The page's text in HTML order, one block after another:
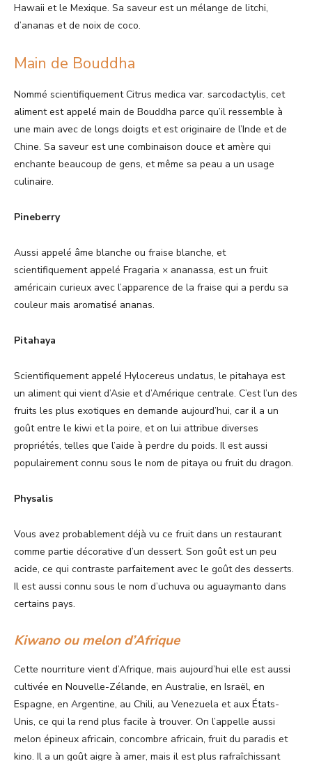
Hawaii et le Mexique. Sa saveur est un mélange de litchi,
d’ananas et de noix de coco.
Main de Bouddha
Nommé scientifiquement Citrus medica var. sarcodactylis, cet
aliment est appelé main de Bouddha parce qu’il ressemble à
une main avec de longs doigts et est originaire de l’Inde et de
Chine. Sa saveur est une combinaison douce et amère qui
enchante beaucoup de gens, et même sa peau a un usage
culinaire.
Pineberry
Aussi appelé âme blanche ou fraise blanche, et
scientifiquement appelé Fragaria × ananassa, est un fruit
américain curieux avec l’apparence de la fraise qui a perdu sa
couleur mais aromatisé ananas.
Pitahaya
Scientifiquement appelé Hylocereus undatus, le pitahaya est
un aliment qui vient d’Asie et d’Amérique centrale. C’est l’un des
fruits les plus exotiques en demande aujourd’hui, car il a un
goût entre le kiwi et la poire, et on lui attribue diverses
propriétés, telles que l’aide à perdre du poids. Il est aussi
populairement connu sous le nom de pitaya ou fruit du dragon.
Physalis
Vous avez probablement déjà vu ce fruit dans un restaurant
comme partie décorative d’un dessert. Son goût est un peu
acide, ce qui contraste parfaitement avec le goût des desserts.
Il est aussi connu sous le nom d’uchuva ou aguaymanto dans
certains pays.
Kiwano ou melon d’Afrique
Cette nourriture vient d’Afrique, mais aujourd’hui elle est aussi
cultivée en Nouvelle-Zélande, en Australie, en Israël, en
Espagne, en Argentine, au Chili, au Venezuela et aux États-
Unis, ce qui la rend plus facile à trouver. On l’appelle aussi
melon épineux africain, concombre africain, fruit du paradis et
kino. Il a un goût aigre à amer, mais il est plus rafraîchissant